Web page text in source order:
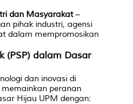
dan Masyarakat–
pihak industri, agensi
dalam mempromosikan
(PSP) dalam Dasar
dan inovasi di
memainkan peranan
Hijau UPM dengan: